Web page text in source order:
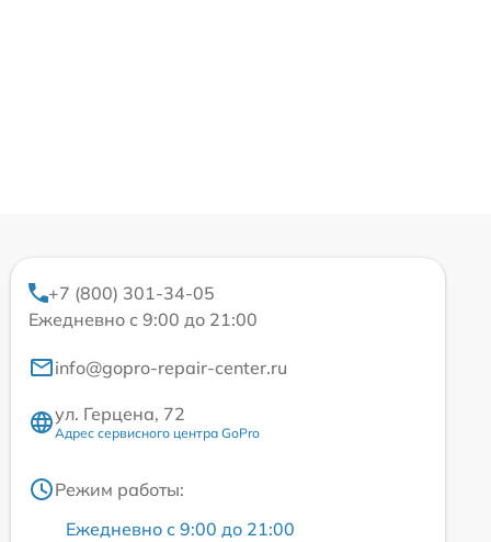
+7 (800) 301-34-05
Ежедневно с 9:00 до 21:00
info@gopro-repair-center.ru
ул. Герцена, 72
Адрес сервисного центра GoPro
Режим работы:
Ежедневно с 9:00 до 21:00